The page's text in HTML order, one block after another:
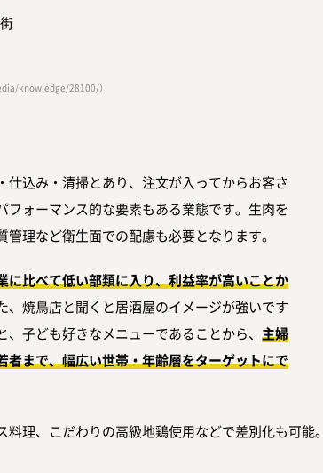
knowledge/28100/）
込み・清掃とあり、注文が入ってからお客さ
フォーマンス的な要素もある業態です。生肉を
理など衛生面での配慮も必要となります。
に比べて低い部類に入り、利益率が高いことか
、焼鳥店と聞くと居酒屋のイメージが強いです
子ども好きなメニューであることから、 主婦
者まで、幅広い世帯・年齢層をターゲットにで
理、こだわりの高級地鶏使用などで差別化も可